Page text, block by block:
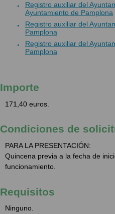
Registro auxiliar del
Ayuntamiento de Pamplona
Registro auxiliar del
Pamplona
Registro auxiliar del
Pamplona
Importe
171,40 euros.
Condiciones de
PARA LA PRESENTACIÓN:
Quincena previa a la fecha de
funcionamiento.
Requisitos
Ninguno.